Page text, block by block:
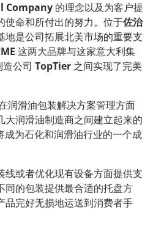
Company 的理念以及为客户提
使命和所付出的努力。位于佐治
地是公司拓展北美市场的重要支
这两大品牌与这家意大利集
公司 TopTier 之间实现了完美
润滑油包装解决方案管理方面
大润滑油制造商之间建立起来的
成为石化和润滑油行业的一个成
线或者优化现有设备方面提供支
同的包装提供最合适的托盘方
品完好无损地运送到消费者手